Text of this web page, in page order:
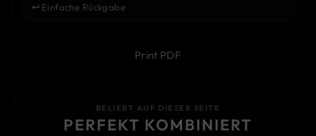
↩️ Einfache Rückgabe
Print PDF
BELIEBT AUF DIESER SEITE
PERFEKT KOMBINIERT